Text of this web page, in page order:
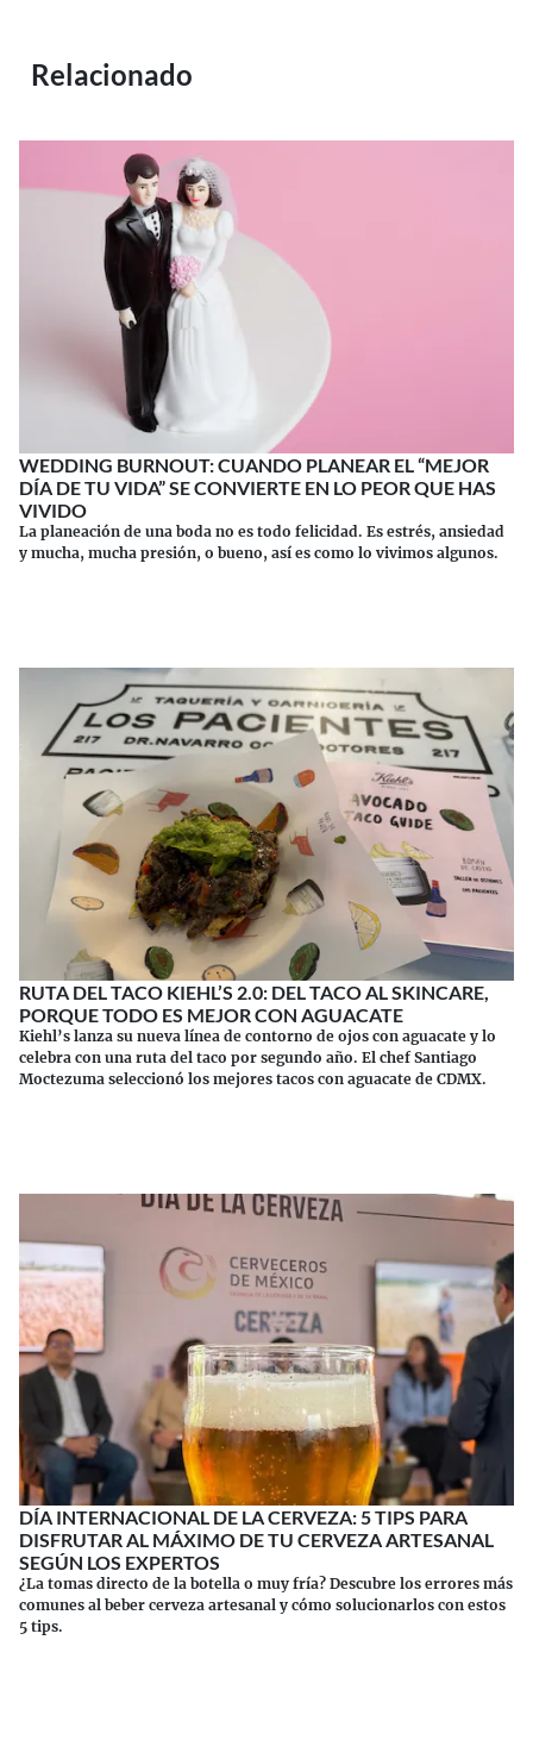
Relacionado
WEDDING BURNOUT: CUANDO PLANEAR EL “MEJOR
DÍA DE TU VIDA” SE CONVIERTE EN LO PEOR QUE HAS
VIVIDO
La planeación de una boda no es todo felicidad. Es estrés, ansiedad
y mucha, mucha presión, o bueno, así es como lo vivimos algunos.
RUTA DEL TACO KIEHL’S 2.0: DEL TACO AL SKINCARE,
PORQUE TODO ES MEJOR CON AGUACATE
Kiehl’s lanza su nueva línea de contorno de ojos con aguacate y lo
celebra con una ruta del taco por segundo año. El chef Santiago
Moctezuma seleccionó los mejores tacos con aguacate de CDMX.
DÍA INTERNACIONAL DE LA CERVEZA: 5 TIPS PARA
DISFRUTAR AL MÁXIMO DE TU CERVEZA ARTESANAL
SEGÚN LOS EXPERTOS
¿La tomas directo de la botella o muy fría? Descubre los errores más
comunes al beber cerveza artesanal y cómo solucionarlos con estos
5 tips.